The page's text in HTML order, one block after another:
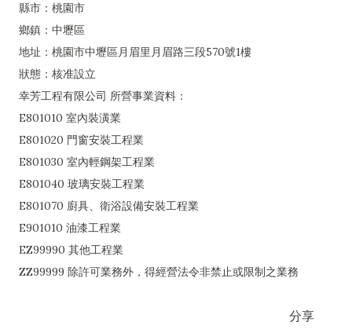
縣市：桃園市
鄉鎮：中壢區
地址：桃園市中壢區月眉里月眉路三段570號1樓
狀態：核准設立
幸芳工程有限公司 所營事業資料：
E801010 室內裝潢業
E801020 門窗安裝工程業
E801030 室內輕鋼架工程業
E801040 玻璃安裝工程業
E801070 廚具、衛浴設備安裝工程業
E901010 油漆工程業
EZ99990 其他工程業
ZZ99999 除許可業務外，得經營法令非禁止或限制之業務
分享